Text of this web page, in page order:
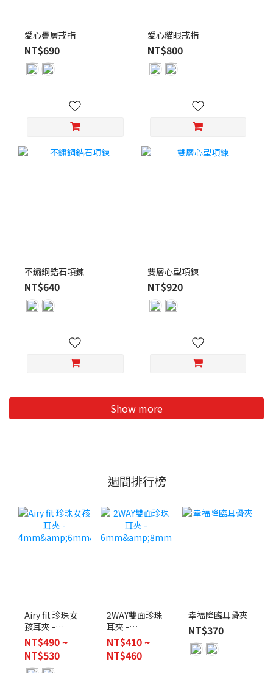
愛心疊層戒指
NT$690
愛心貓眼戒指
NT$800
不鏽鋼鋯石項鍊
NT$640
雙層心型項鍊
NT$920
Show more
週間排行榜
Airy fit 珍珠女
孩耳夾 -
4mm&6mm&8mm
NT$490 ~
NT$530
2WAY雙面珍珠
耳夾 -
6mm&8mm
NT$410 ~
NT$460
幸福降臨耳骨夾
NT$370